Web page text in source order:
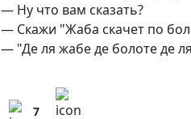
— Ну что вам сказать?
— Скажи "Жаба скачет по
— "Де ля жабе де болоте де
7